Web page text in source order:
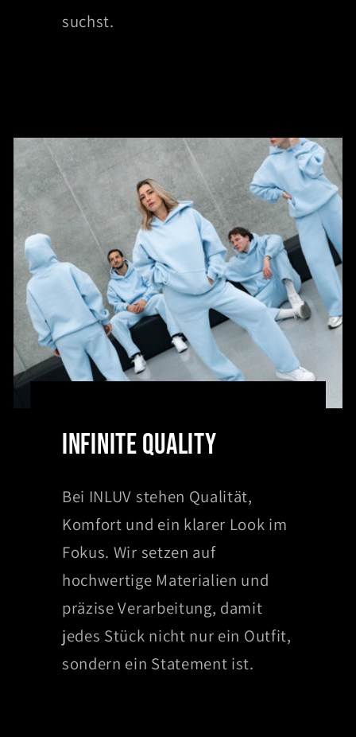
suchst.
INFINITE QUALITY
Bei INLUV stehen Qualität,
Komfort und ein klarer Look im
Fokus. Wir setzen auf
hochwertige Materialien und
präzise Verarbeitung, damit
jedes Stück nicht nur ein Outfit,
sondern ein Statement ist.